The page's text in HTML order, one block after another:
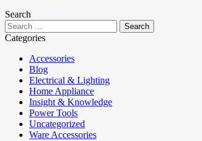
Search
Categories
Accessories
Blog
Electrical & Lighting
Home Appliance
Insight & Knowledge
Power Tools
Uncategorized
Ware Accessories